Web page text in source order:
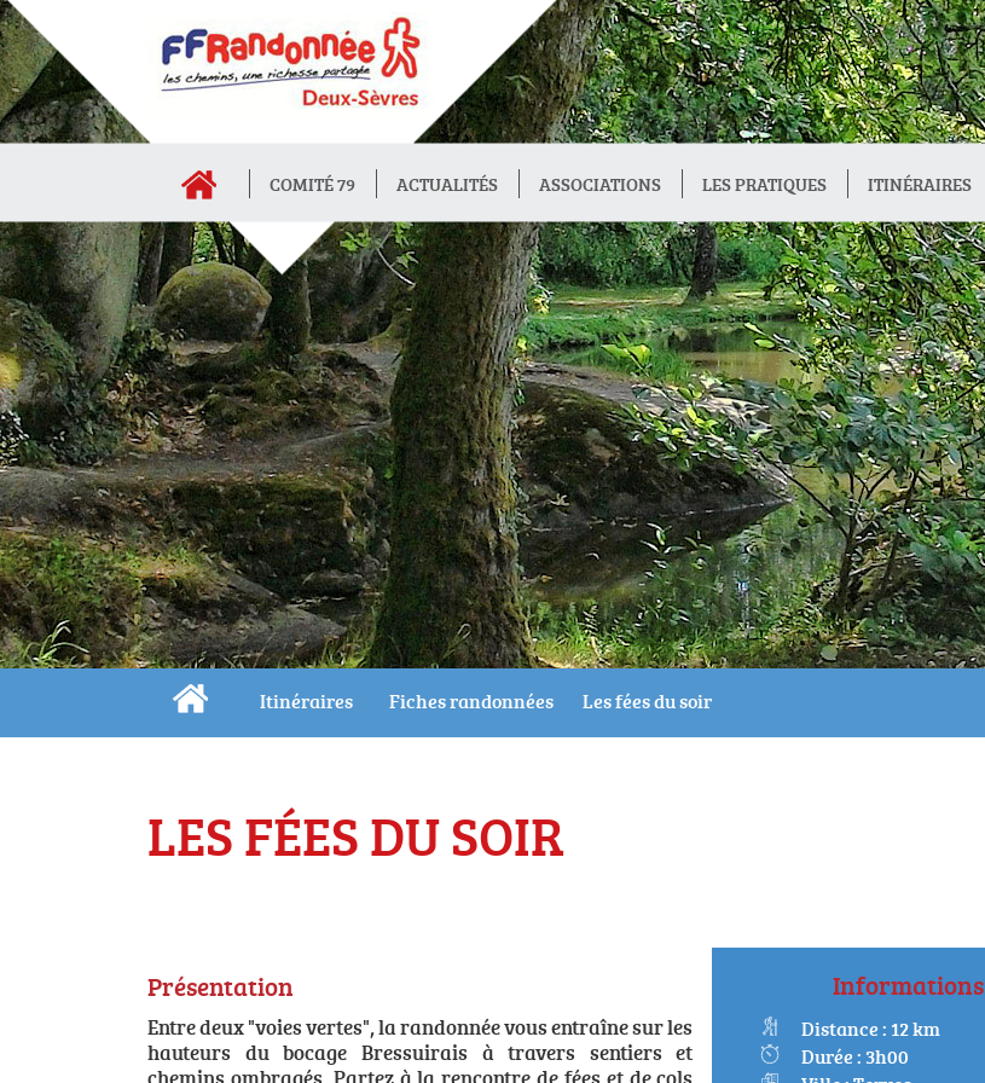
COMITÉ 79 ACTUALITÉS ASSOCIATIONS LES PRATIQUES ITINÉRAIRES
INTRANET
Itinéraires Fiches randonnées Les fées du soir
LES FÉES DU SOIR
Présentation
Entre deux "voies vertes", la randonnée vous entraîne sur les
hauteurs du bocage Bressuirais à travers sentiers et
Informations
Distance : 12 km
Durée : 3h00